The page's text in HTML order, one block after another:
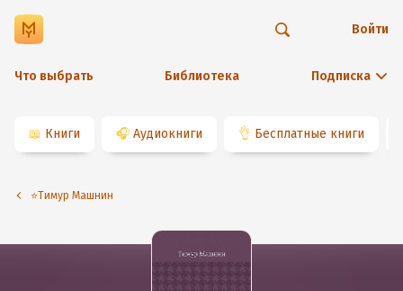
Что выбрать Библиотека Подписка
Войти
📖 Книги 🎧 Аудиокниги 👌 Бесплатные книги
⭐️Тимур Машнин